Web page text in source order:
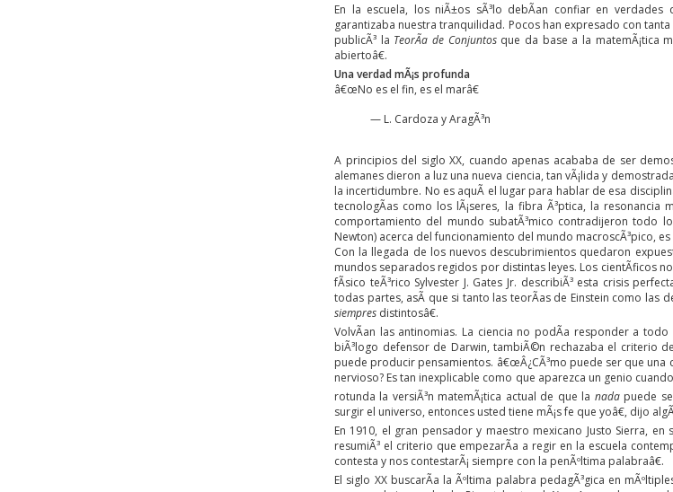
En la escuela, los niÃ±os sÃ³lo debÃ­an confiar en
garantizaba nuestra tranquilidad. Pocos han expresado con
publicÃ³ la TeorÃ­a de Conjuntosque da base a la matemÃ¡tica
abiertoâ€.
Una verdad mÃ¡s profunda
â€œNo es el fin, es el marâ€
— L. Cardoza y AragÃ³n
A principios del siglo XX, cuando apenas acababa de ser
alemanes dieron a luz una nueva ciencia, tan vÃ¡lida y
la incertidumbre. No es aquÃ­ el lugar para hablar de esa
tecnologÃ­as como los lÃ¡seres, la fibra Ã³ptica, la
comportamiento del mundo subatÃ³mico contradijeron todo
Newton) acerca del funcionamiento del mundo macroscÃ³pico,
Con la llegada de los nuevos descubrimientos quedaron
mundos separados regidos por distintas leyes. Los cientÃ­ficos
fÃ­sico teÃ³rico Sylvester J. Gates Jr. describiÃ³ esta crisis
todas partes, asÃ­ que si tanto las teorÃ­as de Einstein como las
siempres distintosâ€.
VolvÃ­an las antinomias. La ciencia no podÃ­a responder a
biÃ³logo defensor de Darwin, tambiÃ©n rechazaba el criterio
puede producir pensamientos. â€œÂ¿CÃ³mo puede ser que
nervioso? Es tan inexplicable como que aparezca un genio
rotunda la versiÃ³n matemÃ¡tica actual de que la nadapuede
surgir el universo, entonces usted tiene mÃ¡s fe que yoâ€, dijo
En 1910, el gran pensador y maestro mexicano Justo Sierra,
resumiÃ³ el criterio que empezarÃ­a a regir en la escuela
contesta y nos contestarÃ¡ siempre con la penÃºltima palabraâ€.
El siglo XX buscarÃ­a la Ãºltima palabra pedagÃ³gica en